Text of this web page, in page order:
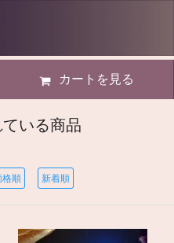
カートを見る
いる商品
格順 新着順